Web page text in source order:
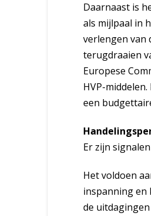
Daarnaast is
als mijlpaal in
verlengen van
terugdraaien
Europese
HVP-
een
Er zijn
Het voldoen
inspanning en
de